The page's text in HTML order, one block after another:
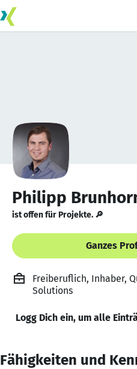
Philipp
ist offen für Projekte. 🔎
Ganzes
Freiberuflich, Inhaber,
Solutions
Logg Dich ein, um alle
Fähigkeiten und